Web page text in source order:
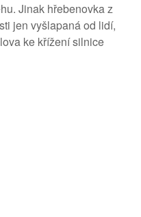
Jinak hřebenovka z
jen vyšlapaná od lidí,
ke křížení silnice